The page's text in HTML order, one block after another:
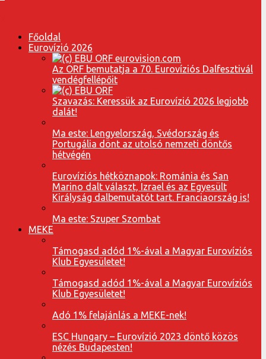
Főoldal
Eurovízió 2026
Az ORF bemutatja a 70. Eurovíziós Dalfesztivál
vendégfellépőit
Szavazás: Keressük az Eurovízió 2026 legjobb
dalát!
Ma este: Lengyelország, Svédország és
Portugália dönt az utolsó nemzeti döntős
hétvégén
Eurovíziós hétköznapok: Románia és San
Marino dalt választ, Izrael és az Egyesült
Királyság dalbemutatót tart. Franciaország is!
Ma este: Szuper Szombat
MEKE
Támogasd adód 1%-ával a Magyar Eurovíziós
Klub Egyesületet!
Támogasd adód 1%-ával a Magyar Eurovíziós
Klub Egyesületet!
Adó 1% felajánlás a MEKE-nek!
ESC Hungary – Eurovízió 2023 döntő közös
nézés Budapesten!